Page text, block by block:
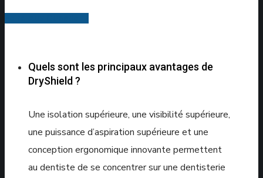
Quels sont les principaux avantages de
DryShield ?
Une isolation supérieure, une visibilité supérieure,
une puissance d’aspiration supérieure et une
conception ergonomique innovante permettent
au dentiste de se concentrer sur une dentisterie